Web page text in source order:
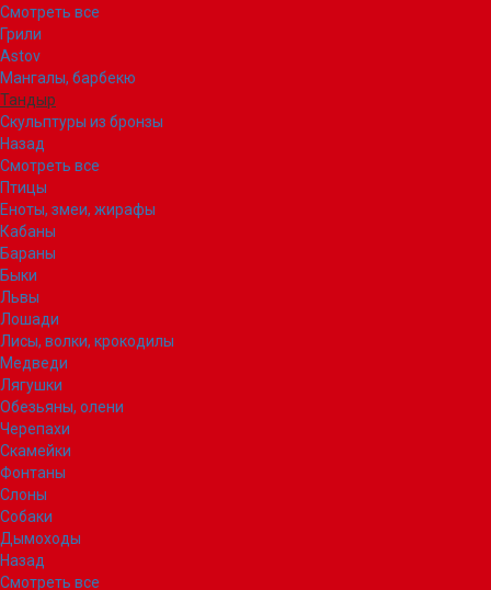
Смотреть все
Грили
Astov
Мангалы, барбекю
Тандыр
Скульптуры из бронзы
Назад
Смотреть все
Птицы
Еноты, змеи, жирафы
Кабаны
Бараны
Быки
Львы
Лошади
Лисы, волки, крокодилы
Медведи
Лягушки
Обезьяны, олени
Черепахи
Скамейки
Фонтаны
Слоны
Собаки
Дымоходы
Назад
Смотреть все